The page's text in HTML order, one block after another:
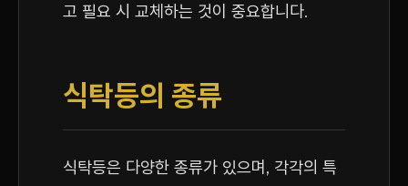
고 필요 시 교체하는 것이 중요합니다.
식탁등의 종류
식탁등은 다양한 종류가 있으며, 각각의 특